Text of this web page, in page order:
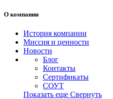
О компании
История компании
Миссия и ценности
Новости
Блог
Контакты
Сертификаты
СОУТ
Показать еще Свернуть